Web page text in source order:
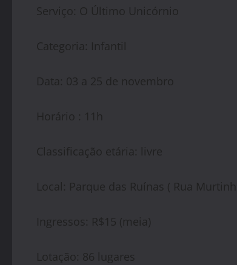
Serviço: O Último Unicórnio
Categoria: Infantil
Data: 03 a 25 de novembro
Horário : 11h
Classificação etária: livre
Local: Parque das Ruínas ( Rua
Ingressos: R$15 (meia)
Lotação: 86 lugares